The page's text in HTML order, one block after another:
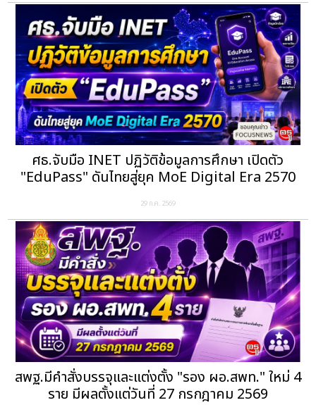
ศธ.จับมือ INET ปฏิวัติข้อมูลการศึกษา เปิดตัว
"EduPass" ดันไทยสู่ยุค MoE Digital Era 2570
29 ก.ค. 2569
สพฐ.มีคำสั่งบรรจุและแต่งตั้ง "รอง ผอ.สพท." ใหม่ 4
ราย มีผลตั้งแต่วันที่ 27 กรกฎาคม 2569